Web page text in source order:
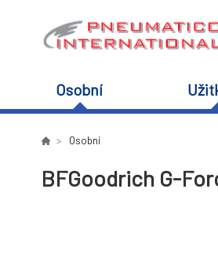
Osobní
Osobní
BFGoodrich G-